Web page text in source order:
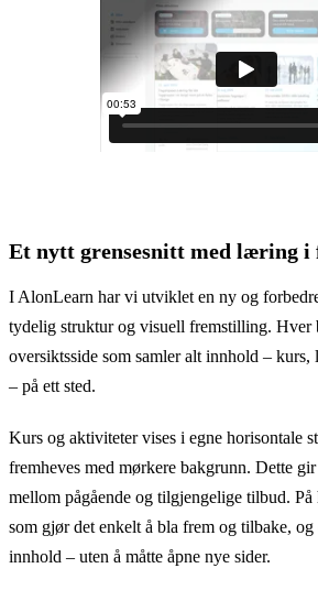
Et nytt grensesnitt med læring i
I AlonLearn har vi utviklet en ny og
tydelig struktur og visuell fremstilling. Hver
oversiktsside som samler alt innhold –
– på ett sted.
Kurs og aktiviteter vises i egne horisontale
fremheves med mørkere bakgrunn. Dette
mellom pågående og tilgjengelige tilbud.
som gjør det enkelt å bla frem og tilbake,
innhold – uten å måtte åpne nye sider.